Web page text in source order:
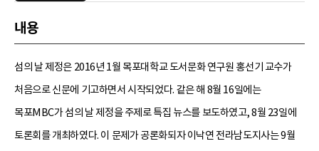
내용
섬의 날 제정은 2016년 1월 목포대학교 도서문화 연구원 홍선기 교수가
처음으로 신문에 기고하면서 시작되었다. 같은 해 8월 16일에는
목포MBC가 섬의 날 제정을 주제로 특집 뉴스를 보도하였고, 8월 23일에
토론회를 개최하였다. 이 문제가 공론화되자 이낙연 전라남도지사는 9월